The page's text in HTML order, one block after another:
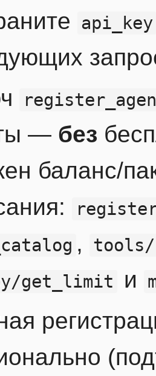
api_key
— без
баланс/
,
get_limit
и